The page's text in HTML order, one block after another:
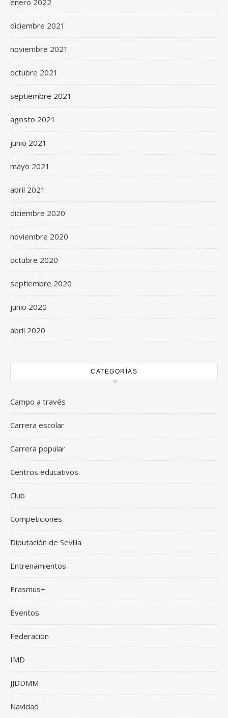
enero 2022
diciembre 2021
noviembre 2021
octubre 2021
septiembre 2021
agosto 2021
junio 2021
mayo 2021
abril 2021
diciembre 2020
noviembre 2020
octubre 2020
septiembre 2020
junio 2020
abril 2020
CATEGORÍAS
Campo a través
Carrera escolar
Carrera popular
Centros educativos
Club
Competiciones
Diputación de Sevilla
Entrenamientos
Erasmus+
Eventos
Federacion
IMD
JJDDMM
Navidad